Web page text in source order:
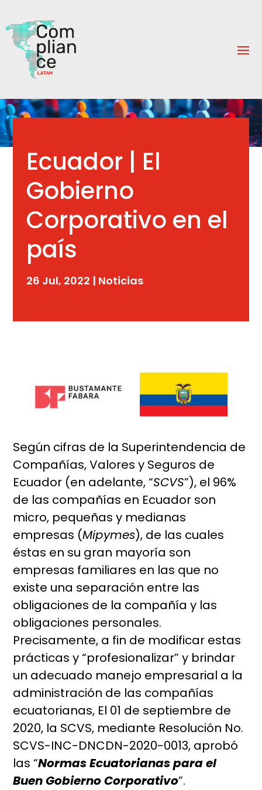
Ecuador | El
Gobierno
Corporativo en el
país
26 Jul, 2022 | Noticias
Según cifras de la Superintendencia de
Compañías, Valores y Seguros de
Ecuador (en adelante, “SCVS”), el 96%
de las compañías en Ecuador son
micro, pequeñas y medianas
empresas (Mipymes), de las cuales
éstas en su gran mayoría son
empresas familiares en las que no
existe una separación entre las
obligaciones de la compañía y las
obligaciones personales.
Precisamente, a fin de modificar estas
prácticas y “profesionalizar” y brindar
un adecuado manejo empresarial a la
administración de las compañías
ecuatorianas, El 01 de septiembre de
2020, la SCVS, mediante Resolución No.
SCVS-INC-DNCDN-2020-0013, aprobó
las “Normas Ecuatorianas para el
Buen Gobierno Corporativo”.